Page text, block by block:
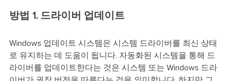
방법 1. 드라이버 업데이트
Windows 업데이트 시스템은 시스템 드라이버를 최신 상태
로 유지하는 데 도움이 됩니다. 자동화된 시스템을 통해 드
라이버를 업데이트한다는 것은 시스템 또는 Windows 드라